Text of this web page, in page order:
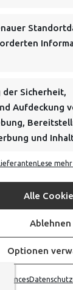
der Sicherheit,
Aufdeckung
und
Lese
Alle
Ablehnen
Optionen
war
für die